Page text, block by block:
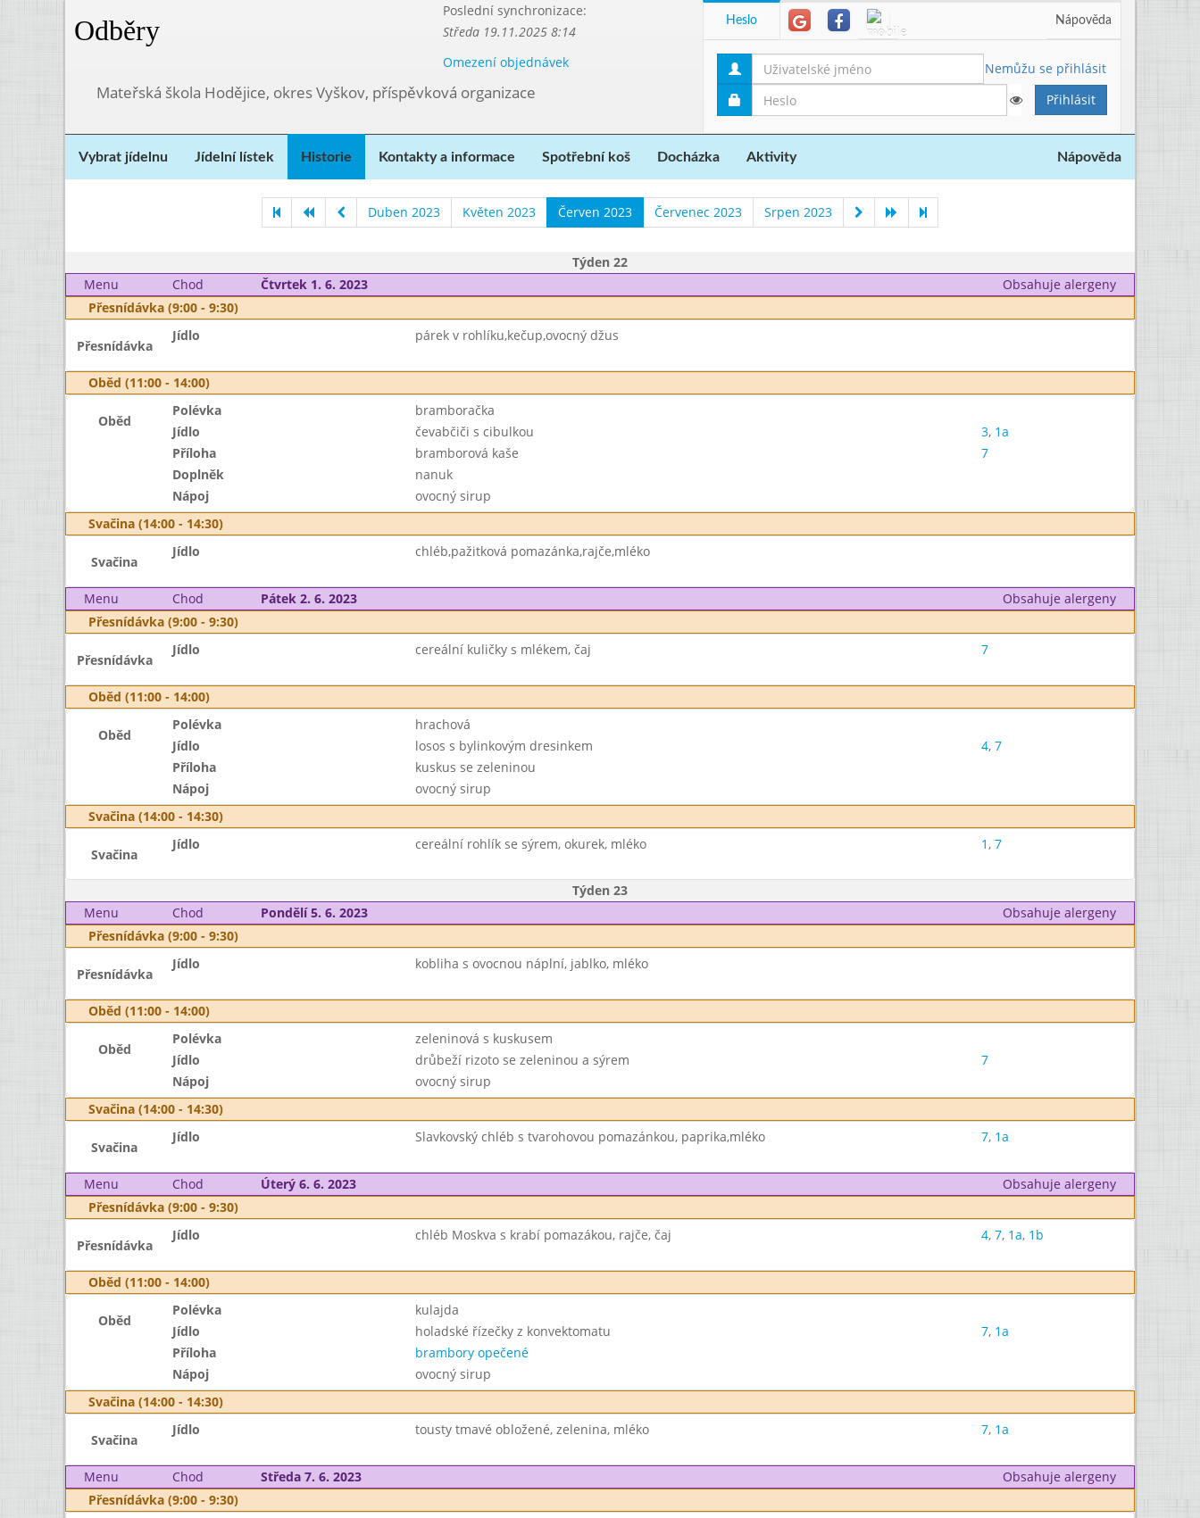
Odběry
Poslední synchronizace:
Středa 19.11.2025 8:14
Omezení objednávek
Mateřská škola Hodějice, okres Vyškov, příspěvková organizace
Heslo Nápověda
Nemůžu se přihlásit
Vybrat jídelnu Jídelní lístek Historie Kontakty a informace Spotřební koš Docházka Aktivity Nápověda
Duben 2023 Květen 2023 Červen 2023 Červenec 2023 Srpen 2023
Týden 22
Menu
Chod Čtvrtek 1. 6. 2023
Obsahuje alergeny
Přesnídávka (9:00 - 9:30)
Přesnídávka
Jídlo párek v rohlíku,kečup,ovocný džus
Oběd (11:00 - 14:00)
Oběd
Polévka
bramboračka
Jídlo
čevabčiči s cibulkou 3, 1a
Příloha
bramborová kaše
7
Doplněk
nanuk
Nápoj
ovocný sirup
Svačina (14:00 - 14:30)
Svačina
Jídlo chléb,pažitková pomazánka,rajče,mléko
Menu Chod Pátek 2. 6. 2023
Obsahuje alergeny
Přesnídávka (9:00 - 9:30)
Přesnídávka
Jídlo cereální kuličky s mlékem, čaj 7
Oběd (11:00 - 14:00)
Oběd
Polévka
hrachová
Jídlo
losos s bylinkovým dresinkem 4, 7
Příloha
kuskus se zeleninou
Nápoj
ovocný sirup
Svačina (14:00 - 14:30)
Svačina
Jídlo cereální rohlík se sýrem, okurek, mléko 1, 7
Týden 23
Menu
Chod Pondělí 5. 6. 2023
Obsahuje alergeny
Přesnídávka (9:00 - 9:30)
Přesnídávka
Jídlo kobliha s ovocnou náplní, jablko, mléko
Oběd (11:00 - 14:00)
Oběd
Polévka
zeleninová s kuskusem
Jídlo
drůbeží rizoto se zeleninou a sýrem
7
Nápoj
ovocný sirup
Svačina (14:00 - 14:30)
Svačina
Jídlo Slavkovský chléb s tvarohovou pomazánkou, paprika,mléko 7, 1a
Menu Chod Úterý 6. 6. 2023
Obsahuje alergeny
Přesnídávka (9:00 - 9:30)
Přesnídávka
Jídlo chléb Moskva s krabí pomazákou, rajče, čaj 4, 7, 1a, 1b
Oběd (11:00 - 14:00)
Oběd
Polévka
kulajda
Jídlo
holadské řízečky z konvektomatu 7, 1a
Příloha
brambory opečené
Nápoj
ovocný sirup
Svačina (14:00 - 14:30)
Svačina
Jídlo tousty tmavé obložené, zelenina, mléko 7, 1a
Menu Chod Středa 7. 6. 2023
Obsahuje alergeny
Přesnídávka (9:00 - 9:30)